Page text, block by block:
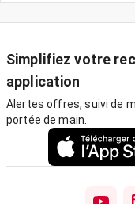
Simplifiez votre
application
Alertes offres, suivi de
portée de main.